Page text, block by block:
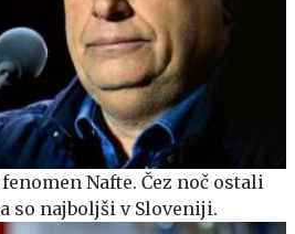
Nafte. Čez noč ostali
so najboljši v Sloveniji.